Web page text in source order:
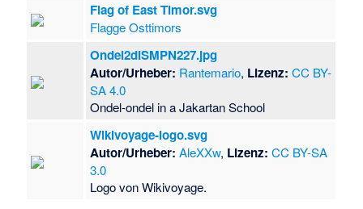
Flag of East Timor.svg
Flagge Osttimors
Ondel2diSMPN227.jpg
Autor/Urheber: Rantemario, Lizenz: CC BY-
SA 4.0
Ondel-ondel in a Jakartan School
Wikivoyage-logo.svg
Autor/Urheber: AleXXw, Lizenz: CC BY-SA
3.0
Logo von Wikivoyage.